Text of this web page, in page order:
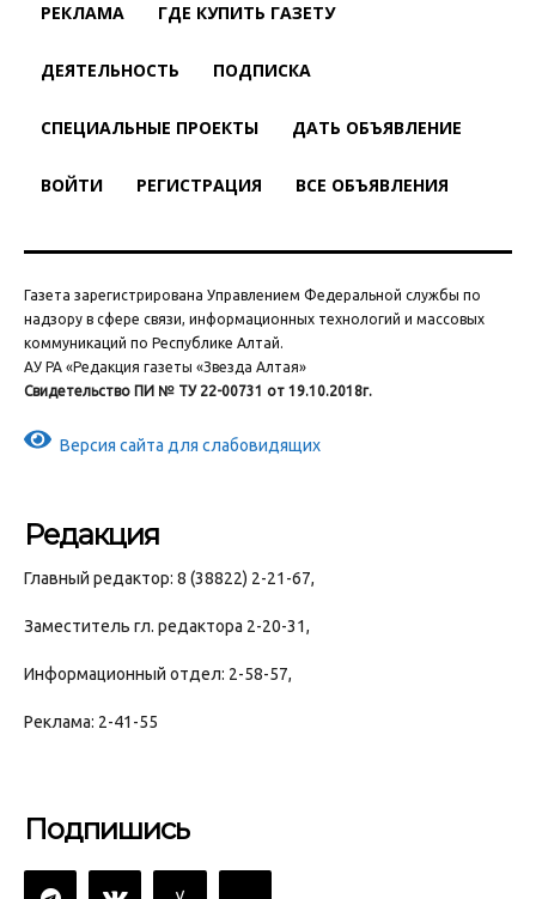
РЕКЛАМА ГДЕ КУПИТЬ ГАЗЕТУ
ДЕЯТЕЛЬНОСТЬ ПОДПИСКА
СПЕЦИАЛЬНЫЕ ПРОЕКТЫ ДАТЬ ОБЪЯВЛЕНИЕ
ВОЙТИ РЕГИСТРАЦИЯ ВСЕ ОБЪЯВЛЕНИЯ
Газета зарегистрирована Управлением Федеральной службы по
надзору в сфере связи, информационных технологий и массовых
коммуникаций по Республике Алтай.
АУ РА «Редакция газеты «Звезда Алтая»
Свидетельство ПИ № ТУ 22-00731 от 19.10.2018г.
Версия сайта для слабовидящих
Редакция
Главный редактор: 8 (38822) 2-21-67,
Заместитель гл. редактора 2-20-31,
Информационный отдел: 2-58-57,
Реклама: 2-41-55
Подпишись